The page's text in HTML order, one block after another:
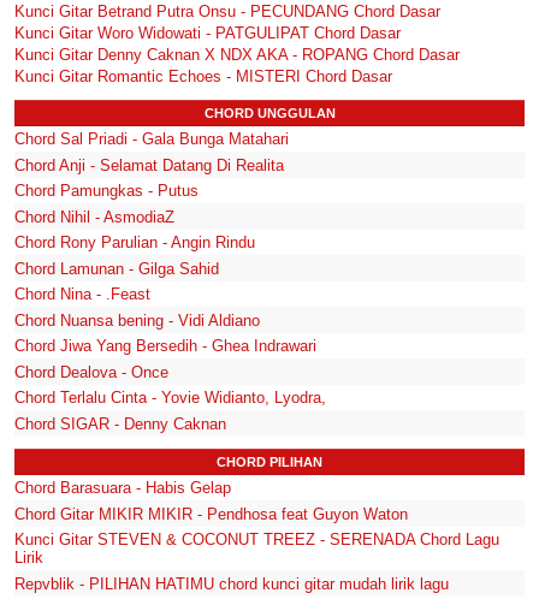
Kunci Gitar Betrand Putra Onsu - PECUNDANG Chord Dasar
Kunci Gitar Woro Widowati - PATGULIPAT Chord Dasar
Kunci Gitar Denny Caknan X NDX AKA - ROPANG Chord Dasar
Kunci Gitar Romantic Echoes - MISTERI Chord Dasar
CHORD UNGGULAN
Chord Sal Priadi - Gala Bunga Matahari
Chord Anji - Selamat Datang Di Realita
Chord Pamungkas - Putus
Chord Nihil - AsmodiaZ
Chord Rony Parulian - Angin Rindu
Chord Lamunan - Gilga Sahid
Chord Nina - .Feast
Chord Nuansa bening - Vidi Aldiano
Chord Jiwa Yang Bersedih - Ghea Indrawari
Chord Dealova - Once
Chord Terlalu Cinta - Yovie Widianto, Lyodra,
Chord SIGAR - Denny Caknan
CHORD PILIHAN
Chord Barasuara - Habis Gelap
Chord Gitar MIKIR MIKIR - Pendhosa feat Guyon Waton
Kunci Gitar STEVEN & COCONUT TREEZ - SERENADA Chord Lagu
Lirik
Repvblik - PILIHAN HATIMU chord kunci gitar mudah lirik lagu